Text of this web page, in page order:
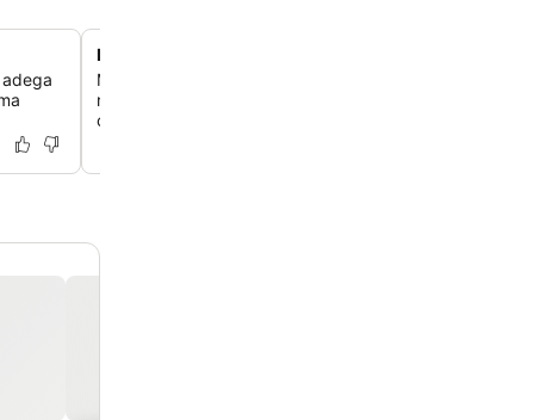
Piscina infinita aquecida com basalto
Mergulhe nas águas revigorantes da piscina infinita
revestida em basalto açoriano, que oferece um cenário
com vistas deslumbrantes para o oceano.